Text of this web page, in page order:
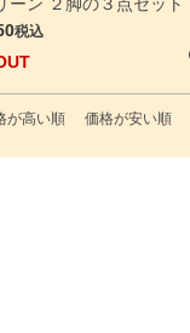
税込
が高い順 価格が安い順